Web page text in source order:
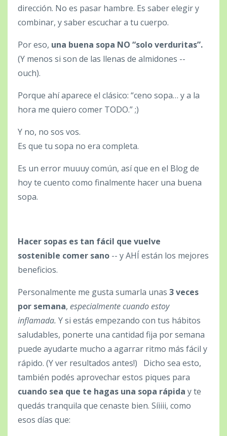
dirección. No es pasar hambre. Es saber elegir y
combinar, y saber escuchar a tu cuerpo.
Por eso, una buena sopa NO “solo verduritas”.
(Y menos si son de las llenas de almidones --
ouch).
Porque ahí aparece el clásico: “ceno sopa… y a la
hora me quiero comer TODO.” ;)
Y no, no sos vos.
Es que tu sopa no era completa.
Es un error muuuy común, así que en el Blog de
hoy te cuento como finalmente hacer una buena
sopa.
Hacer sopas es tan fácil que vuelve
sostenible comer sano -- y AHÍ están los mejores
beneficios.
Personalmente me gusta sumarla unas 3 veces
por semana, especialmente cuando estoy
inflamada. Y si estás empezando con tus hábitos
saludables, ponerte una cantidad fija por semana
puede ayudarte mucho a agarrar ritmo más fácil y
rápido. (Y ver resultados antes!)
Dicho sea esto,
también podés aprovechar estos piques para
cuando sea que te hagas una sopa rápida y te
quedás tranquila que cenaste bien. Síiiii, como
esos días que: